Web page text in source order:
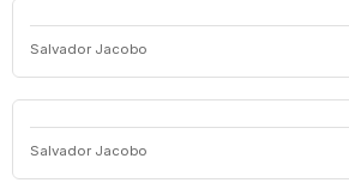
Salvador Jacobo
Salvador Jacobo